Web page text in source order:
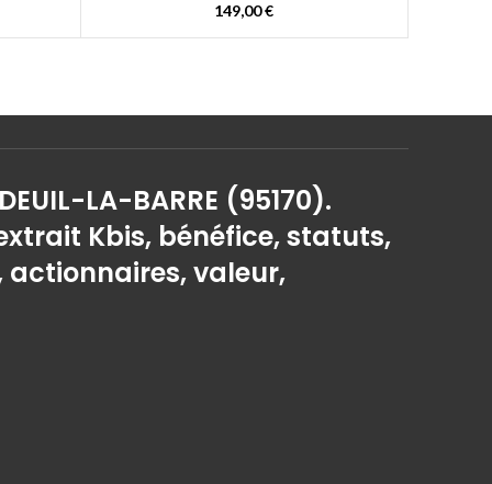
149,00€
LA-BARRE (95170).
Kbis, bénéfice, statuts,
actionnaires, valeur,